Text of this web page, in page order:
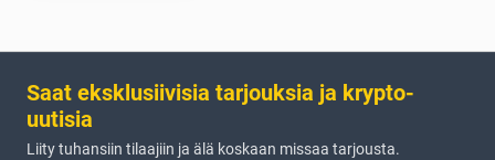
Saat eksklusiivisia tarjouksia ja krypto-
uutisia
Liity tuhansiin tilaajiin ja älä koskaan missaa tarjousta.